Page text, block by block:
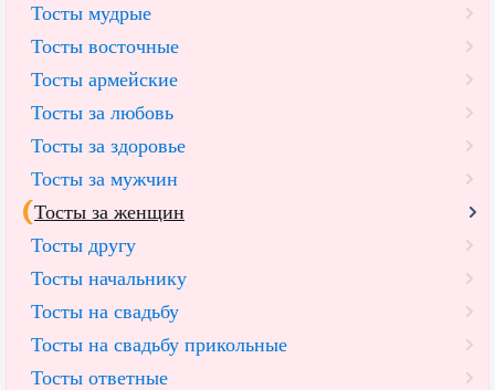
Тосты мудрые
Тосты восточные
Тосты армейские
Тосты за любовь
Тосты за здоровье
Тосты за мужчин
Тосты за женщин
Тосты другу
Тосты начальнику
Тосты на свадьбу
Тосты на свадьбу прикольные
Тосты ответные